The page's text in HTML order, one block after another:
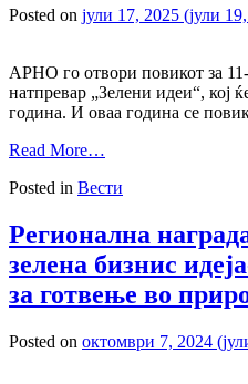
Posted on јули 17, 2025 (јули
АРНО го отвори повикот за
натпревар „Зелени идеи“, кој
година. И оваа година се
Read More…
Posted in Вести
Регионална
зелена бизнис
за готвење во
Posted on октомври 7, 2024